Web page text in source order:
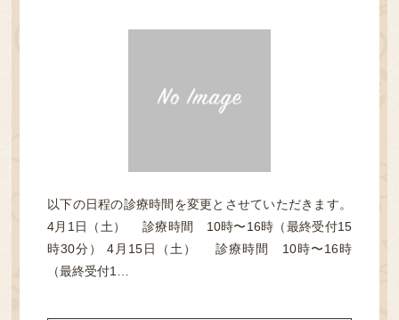
以下の日程の診療時間を変更とさせていただきます。
4月1日（土） 診療時間 10時〜16時（最終受付15
時30分） 4月15日（土） 診療時間 10時〜16時
（最終受付1…
TOP
診療案内
よくある質問